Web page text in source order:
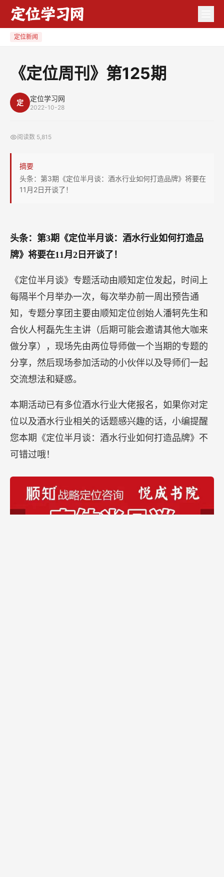
《定
定位新闻
《定位周刊》第125期
定 定位学习网
2022-10-28
阅读数 5,815
摘要
头条：第3期《定位半月谈：酒水行业如何打造品牌》将要在
11月2日开谈了！
头条：第3期《定位半月谈：酒水行业如何打造品
牌》将要在11月2日开谈了！
《定位半月谈》专题活动由顺知定位发起，时间上
每隔半个月举办一次，每次举办前一周出预告通
知，专题分享团主要由顺知定位创始人潘轲先生和
合伙人柯磊先生主讲（后期可能会邀请其他大咖来
做分享），现场先由两位导师做一个当期的专题的
分享，然后现场参加活动的小伙伴以及导师们一起
交流想法和疑惑。
本期活动已有多位酒水行业大佬报名，如果你对定
位以及酒水行业相关的话题感兴趣的话，小编提醒
您本期《定位半月谈：酒水行业如何打造品牌》不
可错过哦！